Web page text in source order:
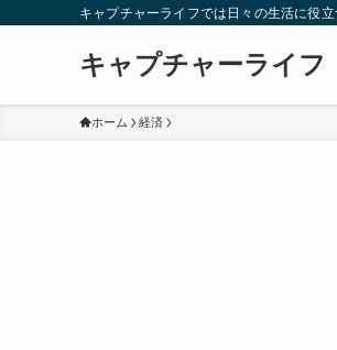
キャプチャーライフでは日々の生活に役
キャプチャーライフ
ホーム 経済